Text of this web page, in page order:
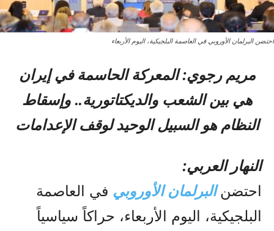
احتضن البرلمان الأوروبي في العاصمة البلجيكية، اليوم الأربعاء
مريم رجوي: المعركة الحاسمة في إيران
هي بين الشعب والديكتاتورية.. وإسقاط
النظام هو السبيل الوحيد لوقف الإعدامات
النهار العربي:
احتضنالبرلمان الأوروبي في العاصمة
البلجيكية، اليوم الأربعاء، حراكاً سياسياً